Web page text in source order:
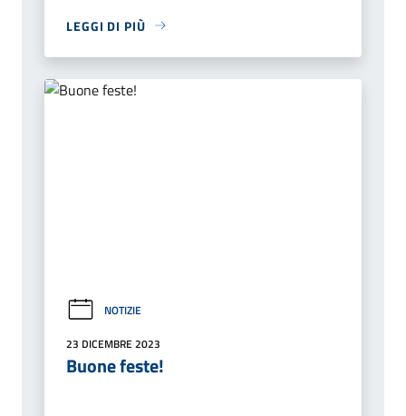
LEGGI DI PIÙ
NOTIZIE
23 DICEMBRE 2023
Buone feste!